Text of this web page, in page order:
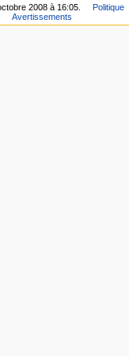
2008 à 16:05.
Politique
Avertissements